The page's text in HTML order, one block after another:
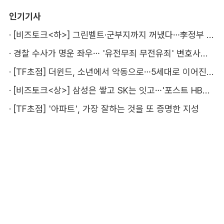
인기기사
·
[비즈토크<하>] 그린벨트·군부지까지 꺼냈다…李정부 '공급 속도전' 통할까
·
경찰 수사가 명운 좌우… '유전무죄 무전유죄' 변호사비 부담 우려
·
[TF초점] 더윈드, 소년에서 악동으로…5세대로 이어진 지코·박경
·
[비즈토크<상>] 삼성은 쌓고 SK는 잇고…'포스트 HBM' 주도권 누가 잡을까
· [TF초점] '아파트', 가장 잘하는 것을 또 증명한 지성